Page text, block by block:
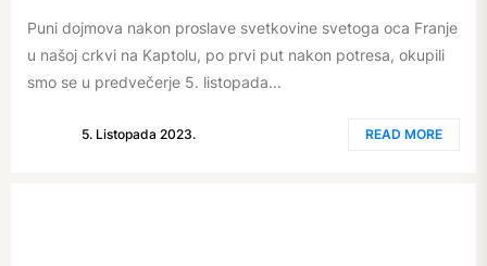
Puni dojmova nakon proslave svetkovine svetoga oca Franje
u našoj crkvi na Kaptolu, po prvi put nakon potresa, okupili
smo se u predvečerje 5. listopada...
5. Listopada 2023. READ MORE